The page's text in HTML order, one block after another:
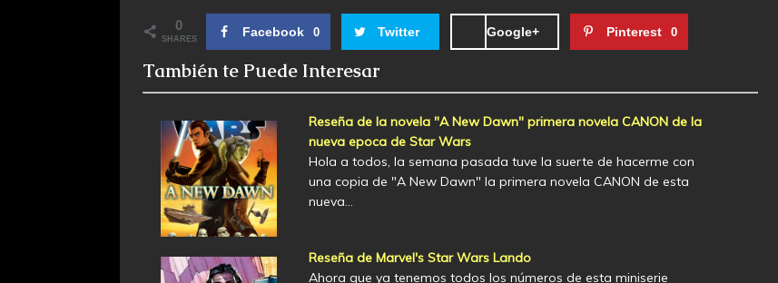
0
SHARES Facebook 0 Twitter Google+ Pinterest 0
También te Puede Interesar
Reseña de la novela "A New Dawn" primera novela CANON de la
nueva epoca de Star Wars
Hola a todos, la semana pasada tuve la suerte de hacerme con
una copia de "A New Dawn" la primera novela CANON de esta
nueva…
Reseña de Marvel's Star Wars Lando
Ahora que ya tenemos todos los números de esta miniserie